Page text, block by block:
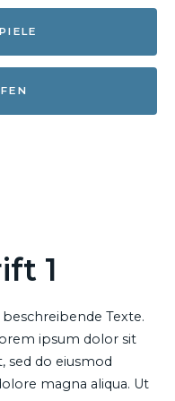
1
Texte.
ipsum dolor sit
sed do eiusmod
magna aliqua. Ut